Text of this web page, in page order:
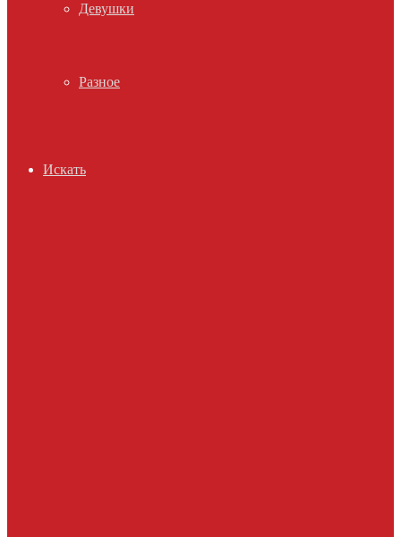
Девушки
Разное
Искать